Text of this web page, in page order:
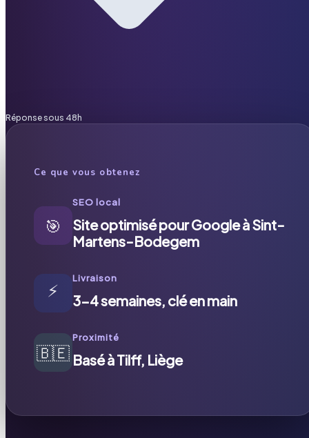
Réponse sous 48h
Ce que vous obtenez
🎯
SEO local
Site optimisé pour Google à Sint-
Martens-Bodegem
⚡
Livraison
3-4 semaines, clé en main
🇧🇪
Proximité
Basé à Tilff, Liège